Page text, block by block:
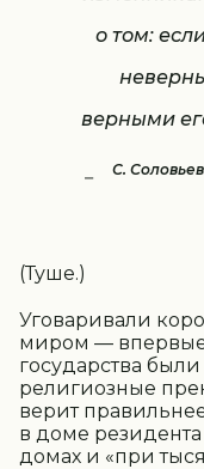
о том:
верными
С.
(Туше.)
Уговаривали
миром — впервые
государства
религиозные
верит
в доме
домах и «при